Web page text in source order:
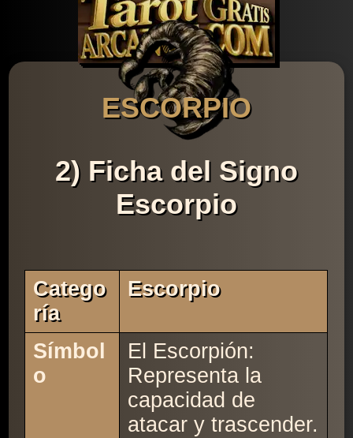
ESCORPIO
2) Ficha del Signo
Escorpio
Catego
Ría
Escorpio
Símbol
o
El Escorpión:
Representa la
capacidad de
atacar y trascender.